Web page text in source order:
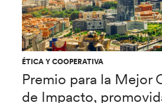
ÉTICA Y COOPERATIVA
Premio para la Mejor
de Impacto,